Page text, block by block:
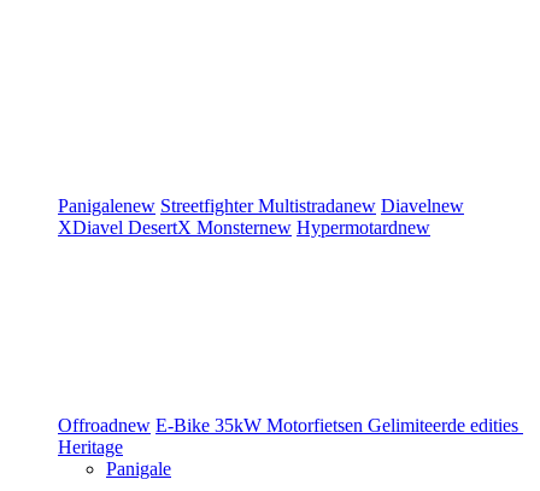
Panigalenew StreetfighterMultistradanew Diavelnew
XDiavel DesertX Monsternew Hypermotardnew
Offroadnew E-Bike 35kW Motorfietsen Gelimiteerde edities
Heritage
Panigale